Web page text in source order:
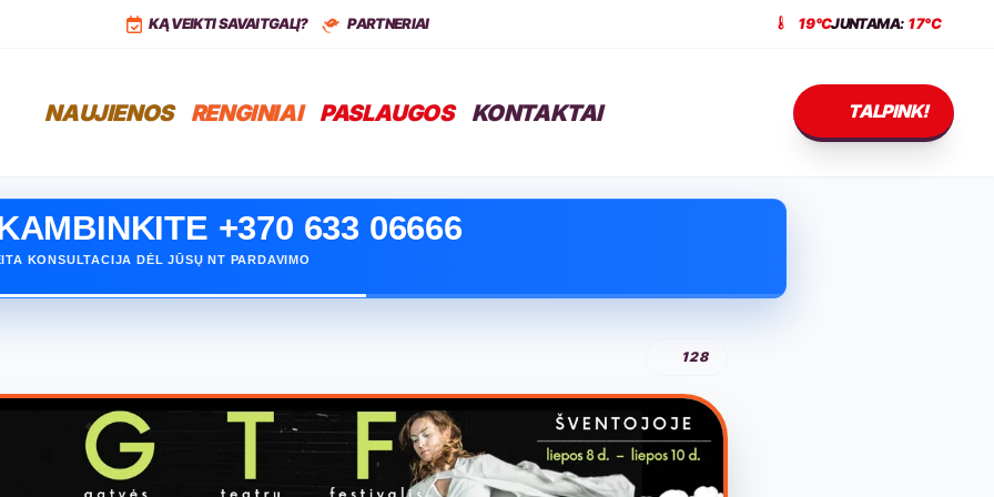
+37068399766KĄ VEIKTI SAVAITGALĮ? PARTNERIAI 19°CJUNTAMA: 17°C
NAUJIENOS RENGINIAI PASLAUGOS KONTAKTAI TALPINK!
+370 633 06666
KONSULTACIJA DĖL JŪSŲ NT PARDAVIMO
128